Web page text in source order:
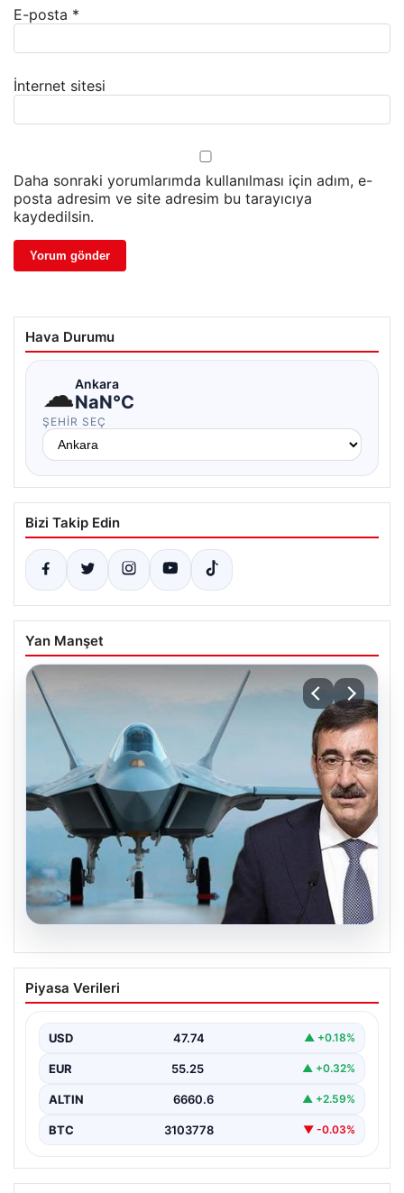
E-posta *
İnternet sitesi
Daha sonraki yorumlarımda kullanılması için adım, e-
posta adresim ve site adresim bu tarayıcıya
kaydedilsin.
Hava Durumu
☁Ankara
NaN°C
ŞEHIR SEÇ
Bizi Takip Edin
Yan Manşet
KAAN projesinde ortaklık süreci söz
konusu mu? Cumhurbaşkanı Yardımcısı
Cumhurbaşkanı Yardımcısı Cevdet Yılmaz, CNN Türk
Ortak…
Piyasa Verileri
USD 47.74 ▲ +0.18%
EUR 55.25 ▲ +0.32%
ALTIN 6660.6 ▲ +2.59%
BTC 3103778 ▼ -0.03%